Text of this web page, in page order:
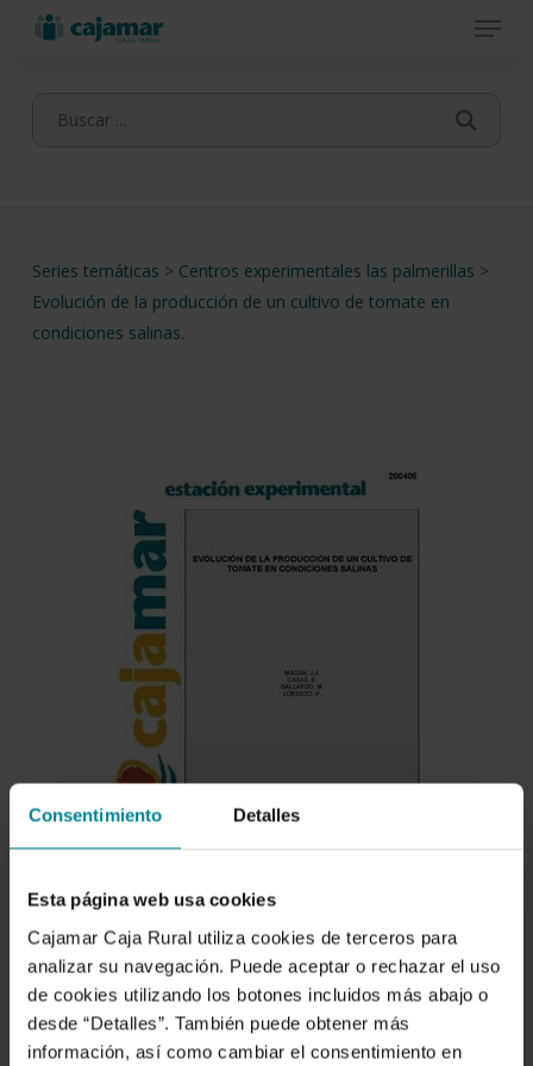
Consentimiento Detalles
Esta página web usa cookies
Cajamar Caja Rural utiliza cookies de terceros para
analizar su navegación. Puede aceptar o rechazar el uso
de cookies utilizando los botones incluidos más abajo o
desde “Detalles”. También puede obtener más
información, así como cambiar el consentimiento en
Menu
Series temáticas > Centros experimentales las palmerillas >
Evolución de la producción de un cultivo de tomate en
condiciones salinas.
Descargar